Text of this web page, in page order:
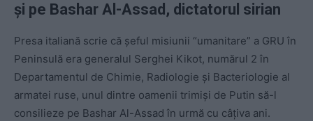
și pe Bashar Al-Assad, dictatorul sirian
Presa italiană scrie că șeful misiunii “umanitare” a GRU în
Peninsulă era generalul Serghei Kikot, numărul 2 în
Departamentul de Chimie, Radiologie și Bacteriologie al
armatei ruse, unul dintre oamenii trimiși de Putin să-l
consilieze pe Bashar Al-Assad în urmă cu câțiva ani.